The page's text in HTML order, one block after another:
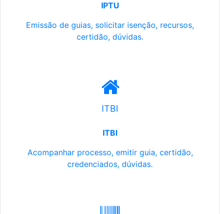
IPTU
Emissão de guias, solicitar isenção, recursos,
certidão, dúvidas.
ITBI
ITBI
Acompanhar processo, emitir guia, certidão,
credenciados, dúvidas.